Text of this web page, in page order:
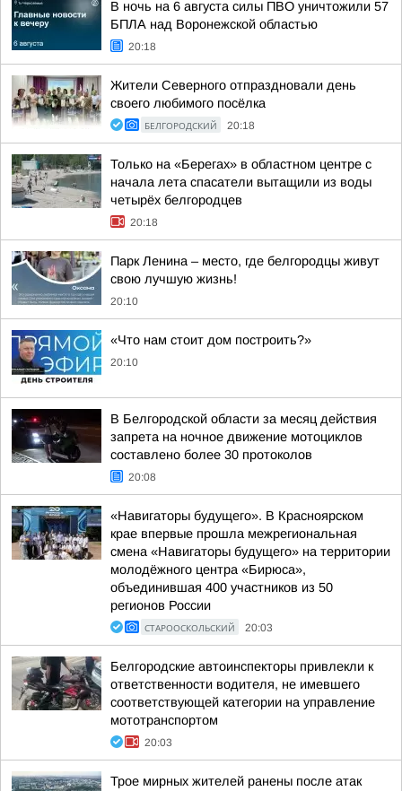
В ночь на 6 августа силы ПВО уничтожили 57
БПЛА над Воронежской областью
20:18
Жители Северного отпраздновали день
своего любимого посёлка
БЕЛГОРОДСКИЙ 20:18
Только на «Берегах» в областном центре с
начала лета спасатели вытащили из воды
четырёх белгородцев
20:18
Парк Ленина – место, где белгородцы живут
свою лучшую жизнь!
20:10
«Что нам стоит дом построить?»
20:10
В Белгородской области за месяц действия
запрета на ночное движение мотоциклов
составлено более 30 протоколов
20:08
«Навигаторы будущего». В Красноярском
крае впервые прошла межрегиональная
смена «Навигаторы будущего» на территории
молодёжного центра «Бирюса»,
объединившая 400 участников из 50
регионов России
СТАРООСКОЛЬСКИЙ 20:03
Белгородские автоинспекторы привлекли к
ответственности водителя, не имевшего
соответствующей категории на управление
мототранспортом
20:03
Трое мирных жителей ранены после атак